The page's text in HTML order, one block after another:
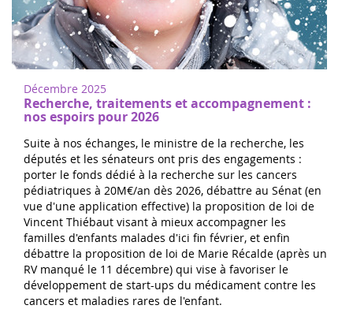
Décembre 2025
Recherche, traitements et accompagnement :
nos espoirs pour 2026
Suite à nos échanges, le ministre de la recherche, les
députés et les sénateurs ont pris des engagements :
porter le fonds dédié à la recherche sur les cancers
pédiatriques à 20M€/an dès 2026, débattre au Sénat (en
vue d'une application effective) la proposition de loi de
Vincent Thiébaut visant à mieux accompagner les
familles d'enfants malades d'ici fin février, et enfin
débattre la proposition de loi de Marie Récalde (après un
RV manqué le 11 décembre) qui vise à favoriser le
développement de start-ups du médicament contre les
cancers et maladies rares de l'enfant.